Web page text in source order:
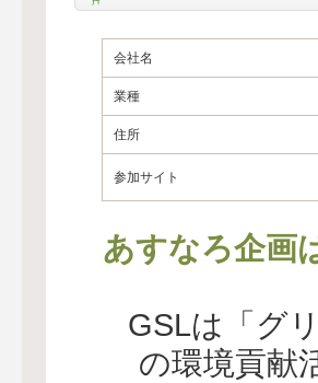
会社名
業種
住所
参加サイト
あすなろ企画
GSLは「グ
の環境貢献